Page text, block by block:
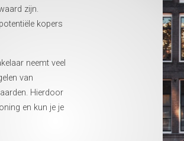
zijn.
kopers
neemt veel
van
Hierdoor
en kun je je